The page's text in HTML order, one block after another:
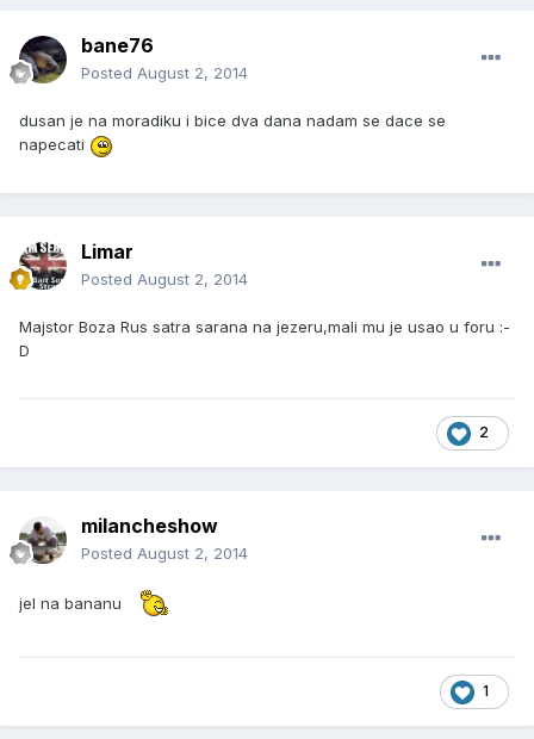
bane76
Posted August 2, 2014
dusan je na moradiku i bice dva dana nadam se dace se
napecati
Limar
Posted August 2, 2014
Majstor Boza Rus satra sarana na jezeru,mali mu je usao u foru :-
D
2
milancheshow
Posted August 2, 2014
jel na bananu
1